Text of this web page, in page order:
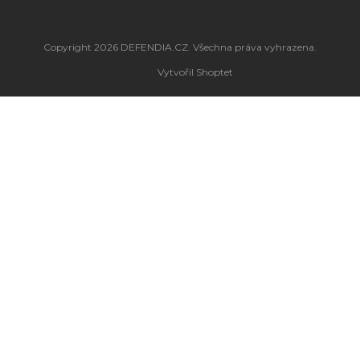
Vytvořil Shoptet
Copyright 2026 DEFENDIA.CZ. Všechna práva vyhrazena.